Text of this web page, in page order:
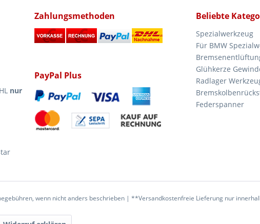
nur
Zahlungsmethoden
PayPal Plus
Beliebte
Spezialwerkzeug
Für BMW
Glühkerze
Radlager
Federspanner
wenn nicht anders beschrieben | **Versandkostenfreie Lieferung nur